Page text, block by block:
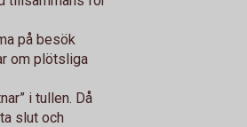
på besök
om plötsliga
i tullen. Då
slut och